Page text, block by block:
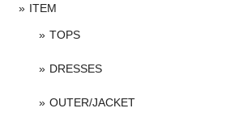
ITEM
TOPS
DRESSES
OUTER/JACKET